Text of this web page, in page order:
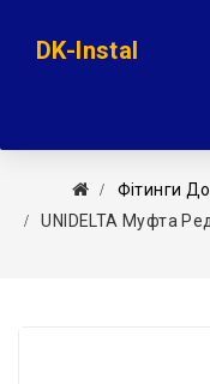
DK-Instal
Фітинги
UNIDELTA Муфта